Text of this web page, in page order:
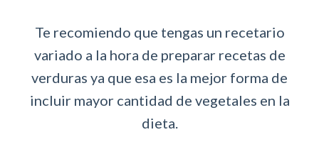
Te recomiendo que tengas un recetario
variado a la hora de preparar recetas de
verduras ya que esa es la mejor forma de
incluir mayor cantidad de vegetales en la
dieta.